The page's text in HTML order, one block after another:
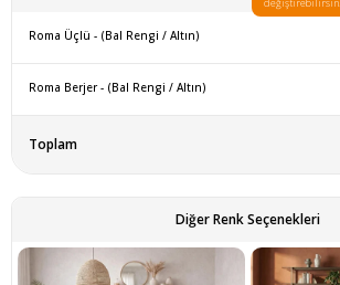
Roma Üçlü - (Bal Rengi / Altın)
Roma Berjer - (Bal Rengi / Altın)
Toplam
Diğer Renk Seçenekleri